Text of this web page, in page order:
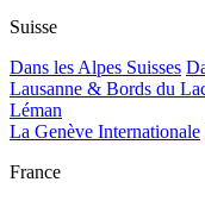
Suisse
Dans les Alpes Suisses
Lausanne & Bords du
Léman
La Genève Internationale
France